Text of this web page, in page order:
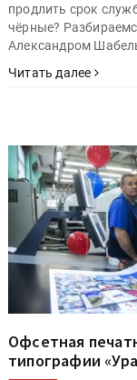
продлить срок
чёрные?
Александром
Читать далее
Офсетная
типографии